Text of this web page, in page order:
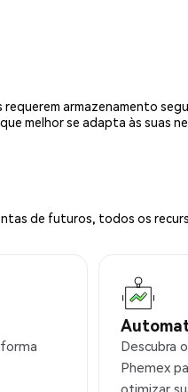
armazenamento
melhor se adapta às suas
de futuros, todos os
Descubra
Phemex